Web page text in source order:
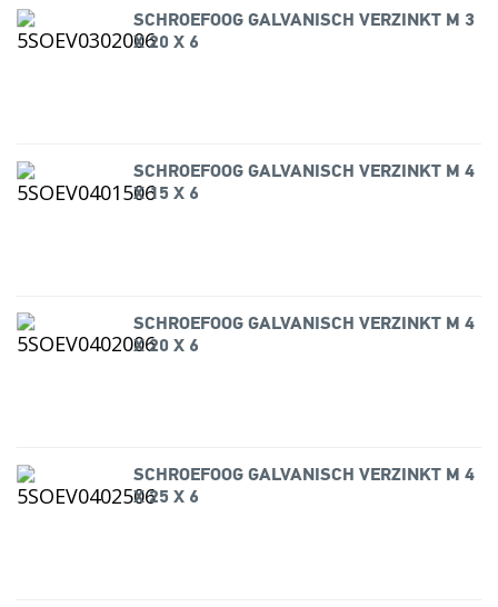
SCHROEFOOG GALVANISCH VERZINKT M 3
X 20 X 6
SCHROEFOOG GALVANISCH VERZINKT M 4
X 15 X 6
SCHROEFOOG GALVANISCH VERZINKT M 4
X 20 X 6
SCHROEFOOG GALVANISCH VERZINKT M 4
X 25 X 6